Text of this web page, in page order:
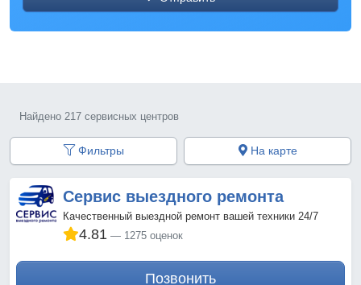
Найдено 217 сервисных центров
Фильтры На карте
Сервис выездного ремонта
Качественный выездной ремонт вашей техники 24/7
4.81 1275 оценок
Позвонить